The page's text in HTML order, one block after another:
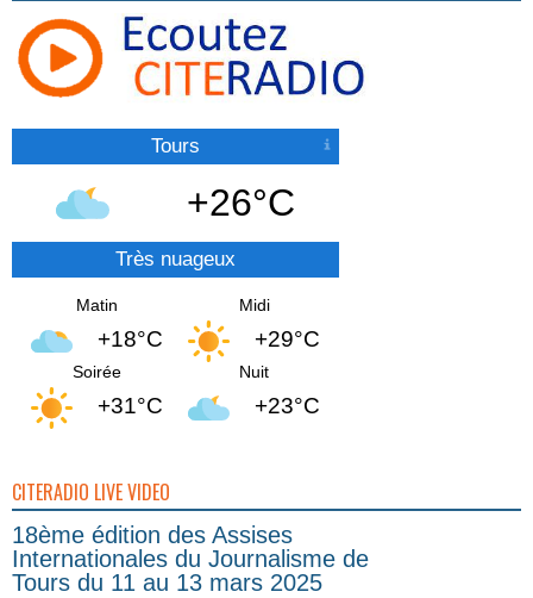
Tours
+26°C
Très nuageux
Matin
+18°C
Midi
+29°C
Soirée
+31°C
Nuit
+23°C
CITERADIO LIVE VIDEO
18ème édition des Assises
Internationales du Journalisme de
Tours du 11 au 13 mars 2025